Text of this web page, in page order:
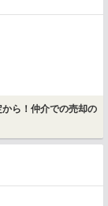
ら！仲介での売却の